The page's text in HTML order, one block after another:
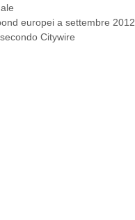
europei a settembre 2012
Citywire